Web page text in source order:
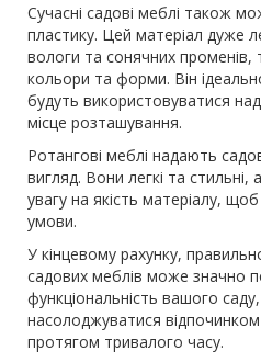
Сучасні садові меблі також
пластику. Цей матеріал дуже
вологи та сонячних променів,
кольори та форми. Він
будуть використовуватися
місце розташування.
Ротангові меблі надають
вигляд. Вони легкі та
увагу на якість матеріалу,
умови.
У кінцевому рахунку,
садових меблів може значно
функціональність вашого
насолоджуватися відпочинком
протягом тривалого часу.